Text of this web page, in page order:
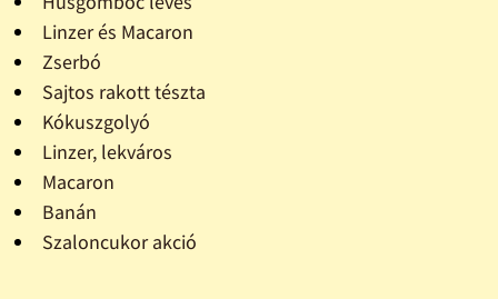
Linzer és Macaron
Zserbó
Sajtos rakott tészta
Kókuszgolyó
Linzer, lekváros
Macaron
Banán
Szaloncukor akció